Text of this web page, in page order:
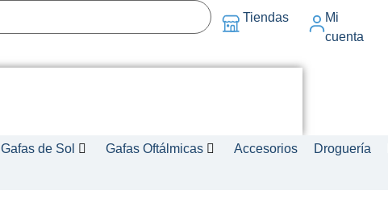
Tiendas
Mi
cuenta
Gafas de Sol Gafas Oftálmicas Accesorios Droguería